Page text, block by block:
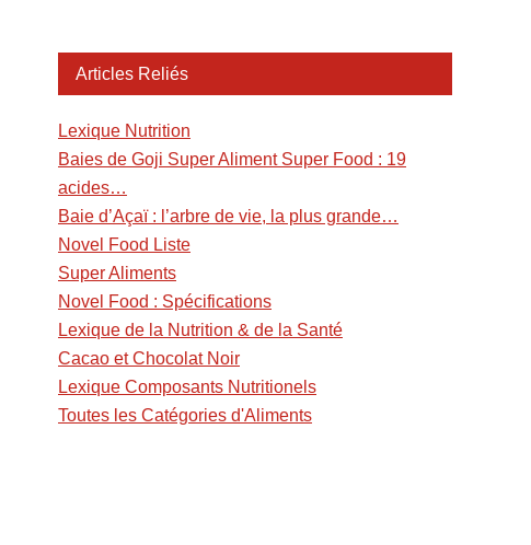
Articles Reliés
Lexique Nutrition
Baies de Goji Super Aliment Super Food : 19
acides…
Baie d’Açaï : l’arbre de vie, la plus grande…
Novel Food Liste
Super Aliments
Novel Food : Spécifications
Lexique de la Nutrition & de la Santé
Cacao et Chocolat Noir
Lexique Composants Nutritionels
Toutes les Catégories d'Aliments